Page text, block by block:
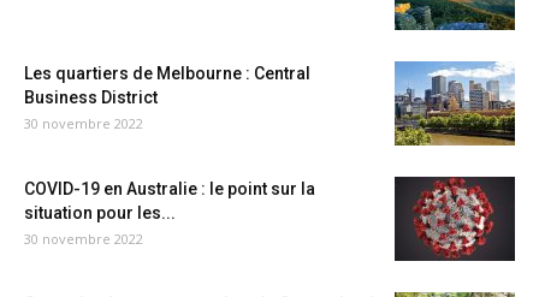
Les quartiers de Melbourne : Central
Business District
30 novembre 2022
COVID-19 en Australie : le point sur la
situation pour les...
30 novembre 2022